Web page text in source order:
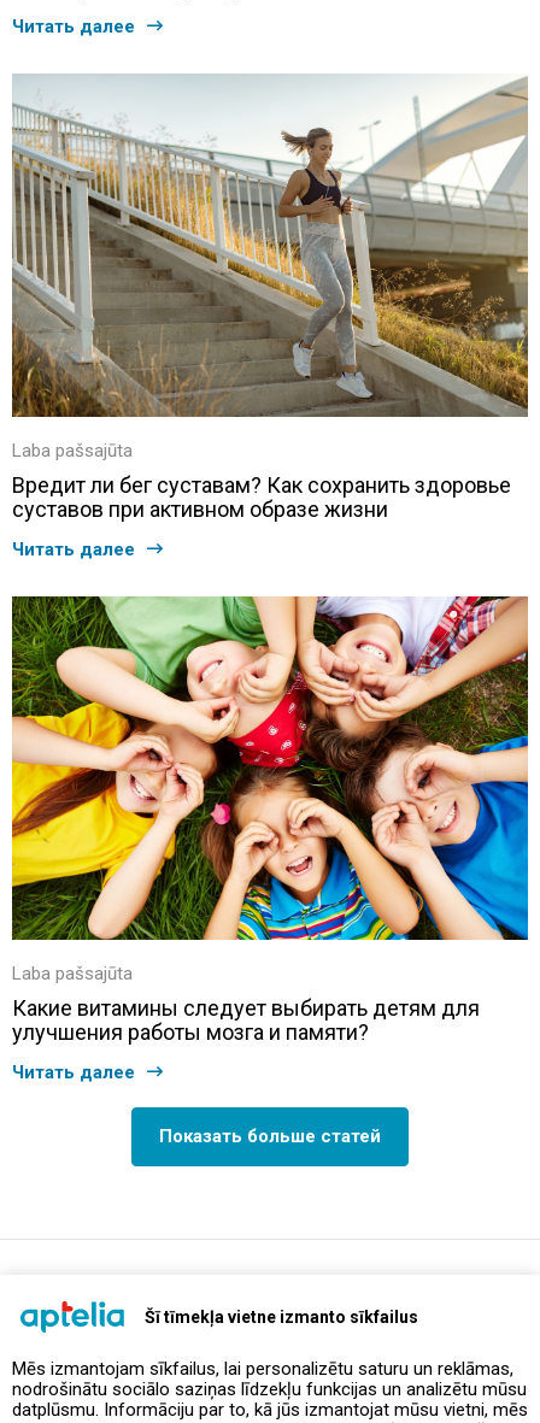
Šī tīmekļa vietne izmanto sīkfailus
Mēs izmantojam sīkfailus, lai personalizētu saturu un reklāmas,
nodrošinātu sociālo saziņas līdzekļu funkcijas un analizētu mūsu
datplūsmu. Informāciju par to, kā jūs izmantojat mūsu vietni, mēs
Читать далее
Laba pašsajūta
Вредит ли бег суставам? Как сохранить здоровье
суставов при активном образе жизни
Читать далее
Laba pašsajūta
Какие витамины следует выбирать детям для
улучшения работы мозга и памяти?
Читать далее
Показать больше статей
Предложения и акции